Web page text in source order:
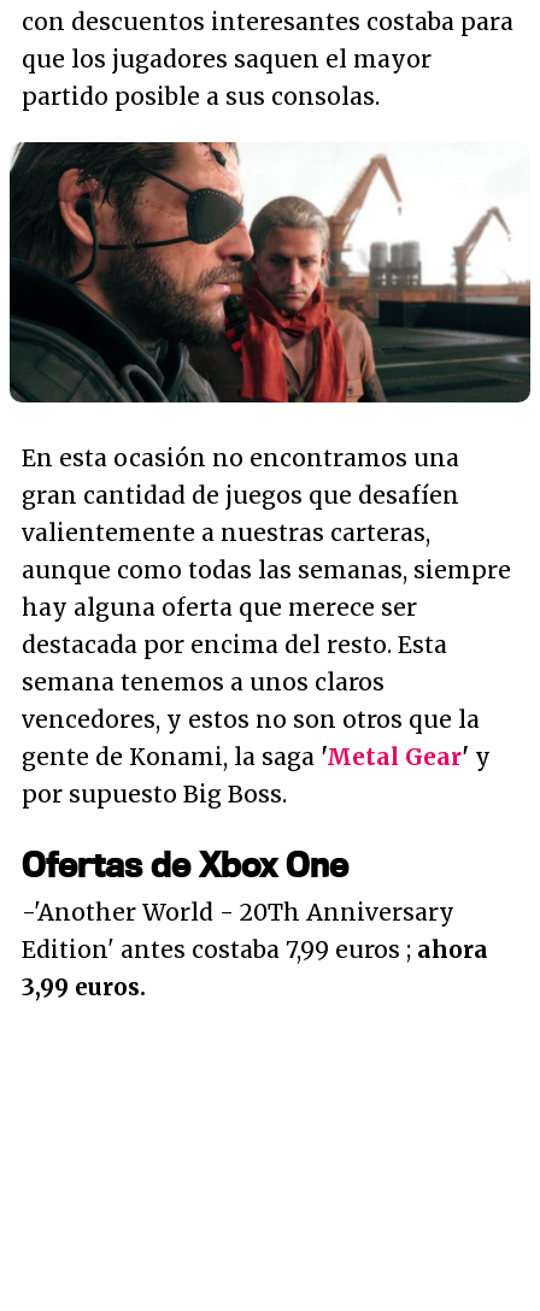
con descuentos interesantes costaba para
que los jugadores saquen el mayor
partido posible a sus consolas.
En esta ocasión no encontramos una
gran cantidad de juegos que desafíen
valientemente a nuestras carteras,
aunque como todas las semanas, siempre
hay alguna oferta que merece ser
destacada por encima del resto. Esta
semana tenemos a unos claros
vencedores, y estos no son otros que la
gente de Konami, la saga 'Metal Gear' y
por supuesto Big Boss.
Ofertas de Xbox One
-'Another World - 20Th Anniversary
Edition' antes costaba 7,99 euros ; ahora
3,99 euros.